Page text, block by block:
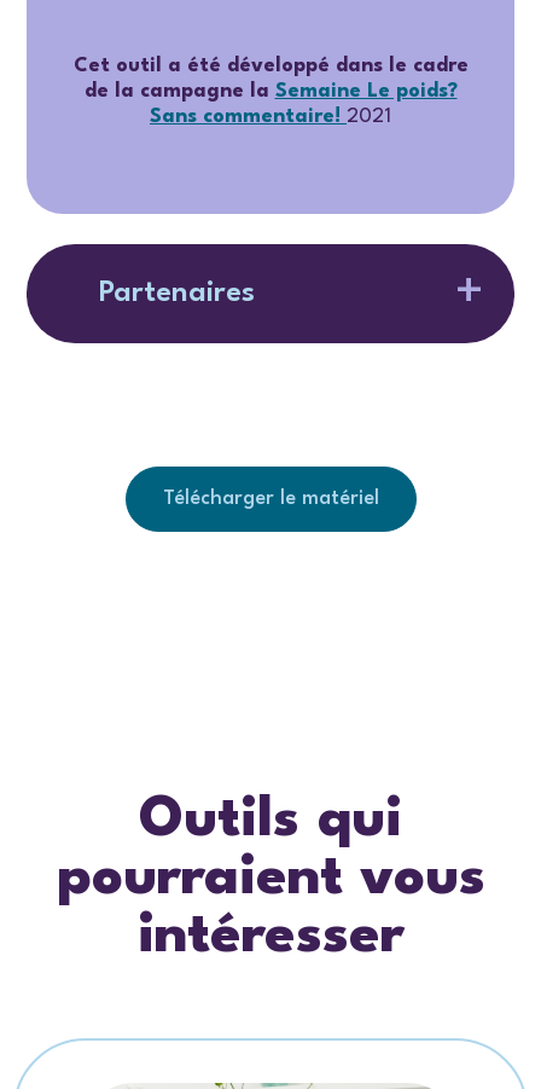
Cet outil a été développé dans le cadre
de la campagne la Semaine Le poids?
Sans commentaire! 2021
Partenaires
Télécharger le matériel
Outils qui
pourraient vous
intéresser